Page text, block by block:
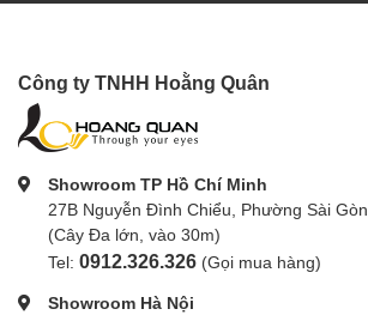
Công ty TNHH Hoằng Quân
Showroom TP Hồ Chí Minh
27B Nguyễn Đình Chiểu, Phường Sài Gòn
(Cây Đa lớn, vào 30m)
Tel: 0912.326.326 (Gọi mua hàng)
Showroom Hà Nội